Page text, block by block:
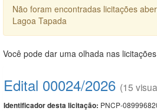
Não foram encontradas licitações
Lagoa Tapada
Você pode dar uma olhada nas
Edital 00024/2026 (15
Identificador desta licitação: PNCP-